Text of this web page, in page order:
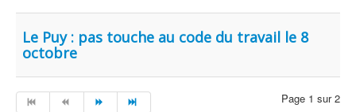
Le Puy : pas touche au code du travail le 8
octobre
Page 1 sur 2